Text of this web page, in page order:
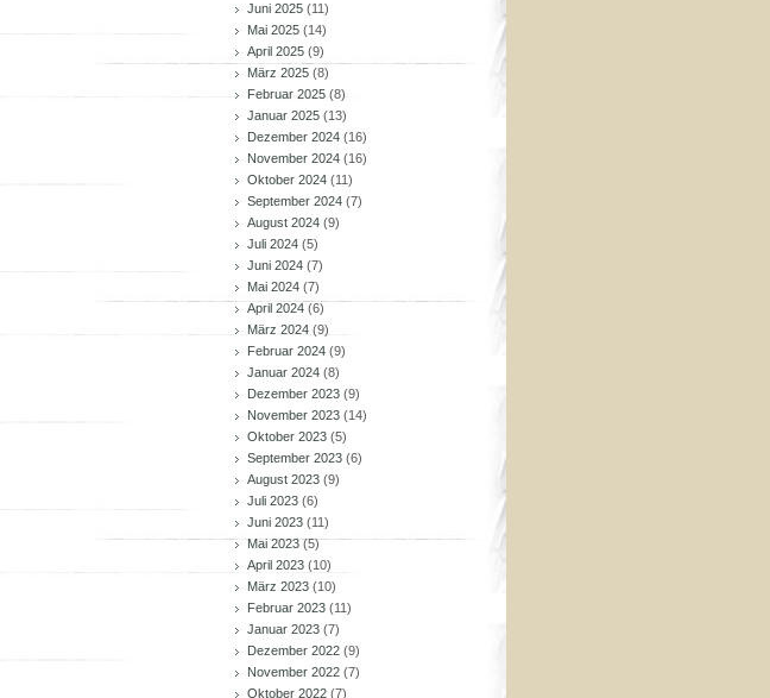
Juni 2025 (11)
Mai 2025 (14)
April 2025 (9)
März 2025 (8)
Februar 2025 (8)
Januar 2025 (13)
Dezember 2024 (16)
November 2024 (16)
Oktober 2024 (11)
September 2024 (7)
August 2024 (9)
Juli 2024 (5)
Juni 2024 (7)
Mai 2024 (7)
April 2024 (6)
März 2024 (9)
Februar 2024 (9)
Januar 2024 (8)
Dezember 2023 (9)
November 2023 (14)
Oktober 2023 (5)
September 2023 (6)
August 2023 (9)
Juli 2023 (6)
Juni 2023 (11)
Mai 2023(5)
April 2023 (10)
März 2023 (10)
Februar 2023 (11)
Januar 2023 (7)
Dezember 2022 (9)
November 2022 (7)
Oktober 2022 (7)